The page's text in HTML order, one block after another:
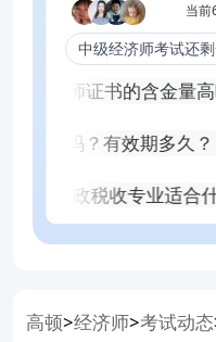
当
经济师证书的含金量高
保留吗？有效期多久？
济师财政税收专业适合
高顿>经济师>考试动态